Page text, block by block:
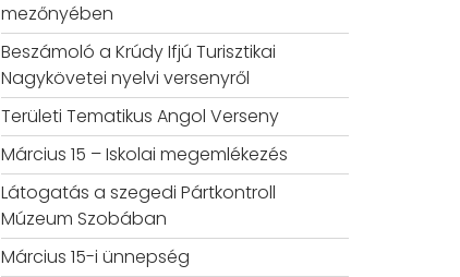
mezőnyében
Beszámoló a Krúdy Ifjú Turisztikai
Nagykövetei nyelvi versenyről
Területi Tematikus Angol Verseny
Március 15 – Iskolai megemlékezés
Látogatás a szegedi Pártkontroll
Múzeum Szobában
Március 15-i ünnepség